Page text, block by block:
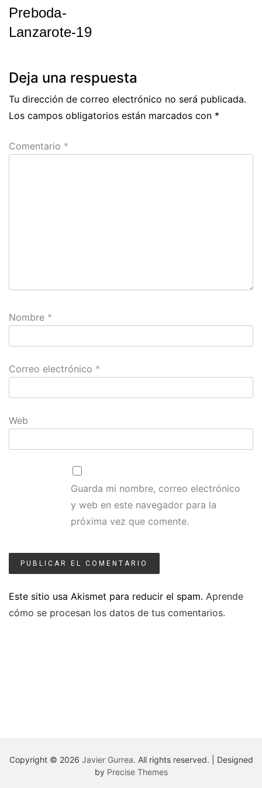
de
entradas
Preboda-
Lanzarote-19
Deja una respuesta
Tu dirección de correo electrónico no será publicada.
Los campos obligatorios están marcados con *
Comentario *
Nombre *
Correo electrónico *
Web
Guarda mi nombre, correo electrónico
y web en este navegador para la
próxima vez que comente.
Este sitio usa Akismet para reducir el spam. Aprende
cómo se procesan los datos de tus comentarios.
Copyright © 2026 Javier Gurrea. All rights reserved.
Designed
by Precise Themes